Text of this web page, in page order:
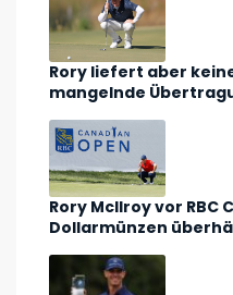
Rory liefert aber
mangelnde
Rory McIlroy vor RBC
Dollarmünzen